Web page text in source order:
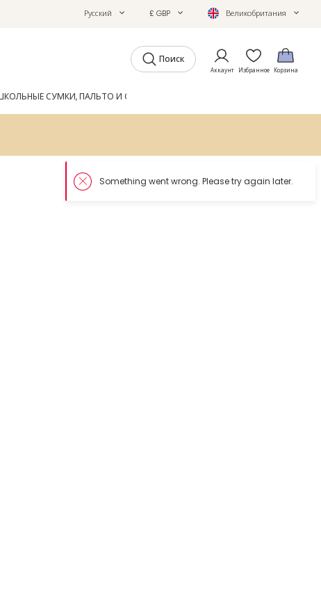
Русский £ GBP Великобритания
Поиск
Аккаунт Избранное Корзина
СУМКИ, ПАЛЬТО И ОБУВЬ